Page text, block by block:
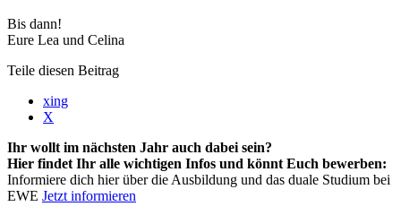
Bis dann!
Eure Lea und Celina
Teile diesen Beitrag
xing
X
Ihr wollt im nächsten Jahr auch dabei sein?
Hier findet Ihr alle wichtigen Infos und könnt Euch bewerben:
Informiere dich hier über die Ausbildung und das duale Studium bei
EWE Jetzt informieren